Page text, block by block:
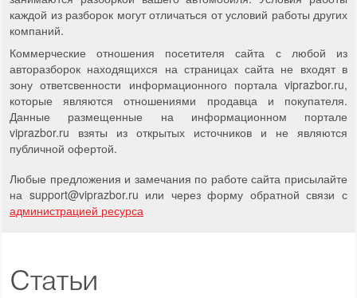
каждой из разборок могут отличаться от условий работы других
компаний.
Коммерческие отношения посетителя сайта с любой из
авторазборок находящихся на страницах сайта не входят в
зону ответсвенности информационного портала viprazbor.ru,
которые являются отношениями продавца и покупателя.
Данные размещенные на информационном портале
viprazbor.ru взяты из открытых источников и не являются
публичной офертой.
Любые предложения и замечания по работе сайта присылайте
на support@viprazbor.ru или через форму обратной связи с
администрацией ресурса
Статьи